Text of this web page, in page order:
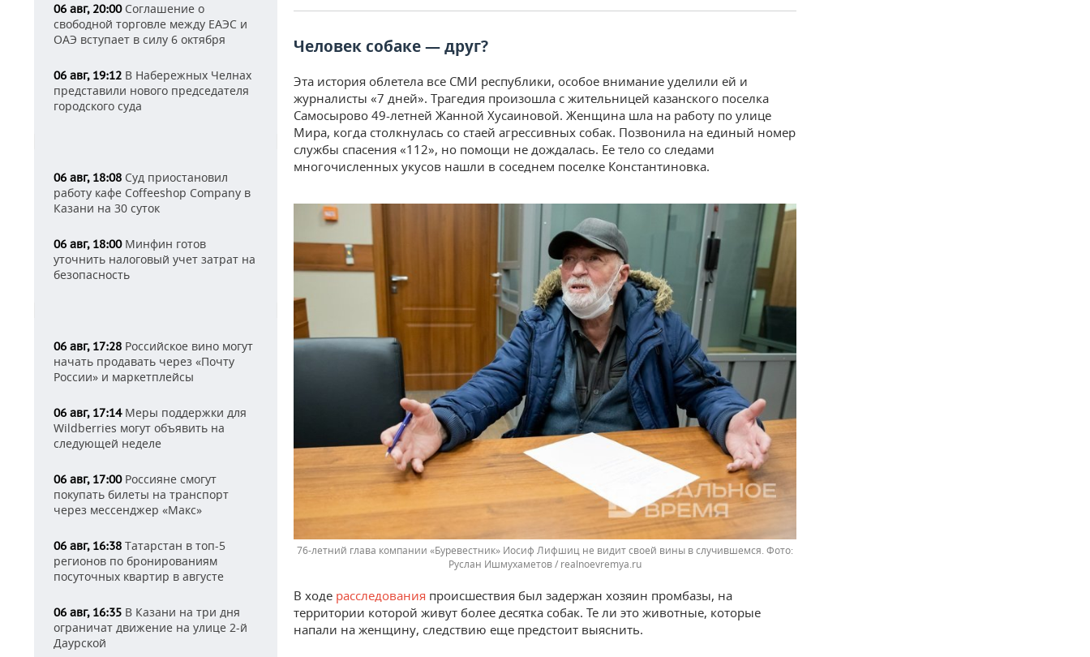
06 авг, 20:00Соглашение о
свободной торговле между ЕАЭС и
ОАЭ вступает в силу 6 октября
06 авг, 19:12 В Набережных Челнах
представили нового председателя
городского суда
06 авг, 18:08 Суд приостановил
работу кафе Coffeeshop Company в
Казани на 30 суток
06 авг, 18:00Минфин готов
уточнить налоговый учет затрат на
безопасность
06 авг, 17:28 Российское вино могут
начать продавать через «Почту
России» и маркетплейсы
06 авг, 17:14Меры поддержки для
Wildberries могут объявить на
следующей неделе
06 авг, 17:00Россияне смогут
покупать билеты на транспорт
через мессенджер «Макс»
06 авг, 16:38 Татарстан в топ-5
регионов по бронированиям
посуточных квартир в августе
06 авг, 16:35 В Казани на три дня
ограничат движение на улице 2-й
Даурской
Человек собаке — друг?
Эта история облетела все СМИ республики, особое внимание уделили ей и
журналисты «7 дней». Трагедия произошла с жительницей казанского поселка
Самосырово 49-летней Жанной Хусаиновой. Женщина шла на работу по улице
Мира, когда столкнулась со стаей агрессивных собак. Позвонила на единый номер
службы спасения «112», но помощи не дождалась. Ее тело со следами
многочисленных укусов нашли в соседнем поселке Константиновка.
76-летний глава компании «Буревестник» Иосиф Лифшиц не видит своей вины в случившемся.
Руслан Ишмухаметов / realnoevremya.ru
В ходе расследования происшествия был задержан хозяин промбазы, на
территории которой живут более десятка собак. Те ли это животные, которые
напали на женщину, следствию еще предстоит выяснить.